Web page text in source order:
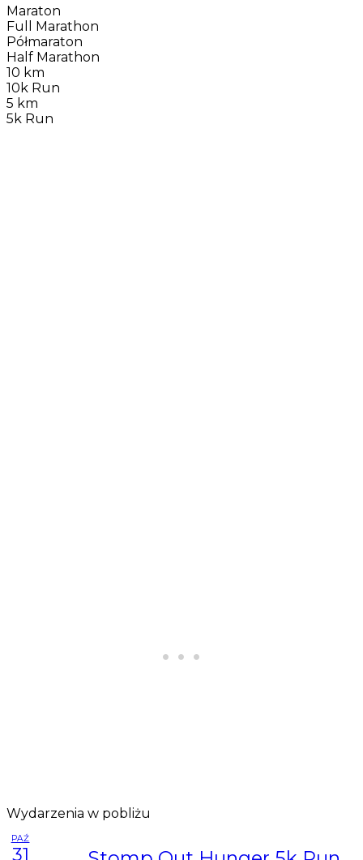
Maraton
Full Marathon
Półmaraton
Half Marathon
10 km
10k Run
5 km
5k Run
Wydarzenia w pobliżu
PAŹ
31